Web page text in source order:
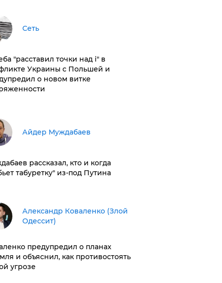
Сеть
"расставил точки над і" в
Украины с Польшей и
о новом витке
Айдер Муждабаев
рассказал, кто и когда
табуретку" из-под Путина
Александр Коваленко (Злой
Одессит)
предупредил о планах
и объяснил, как противостоять
угрозе